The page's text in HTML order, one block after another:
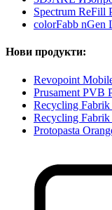
Spectrum ReFill
colorFabb nGen
Нови продукти:
Revopoint
Prusament PVB
Recycling
Recycling
Protopasta